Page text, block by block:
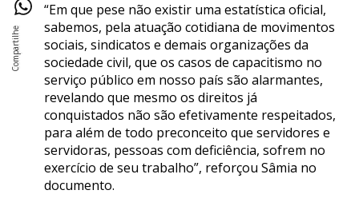
“Em que pese não existir uma estatística oficial,
sabemos, pela atuação cotidiana de movimentos
sociais, sindicatos e demais organizações da
sociedade civil, que os casos de capacitismo no
serviço público em nosso país são alarmantes,
revelando que mesmo os direitos já
conquistados não são efetivamente respeitados,
para além de todo preconceito que servidores e
servidoras, pessoas com deficiência, sofrem no
exercício de seu trabalho”, reforçou Sâmia no
documento.